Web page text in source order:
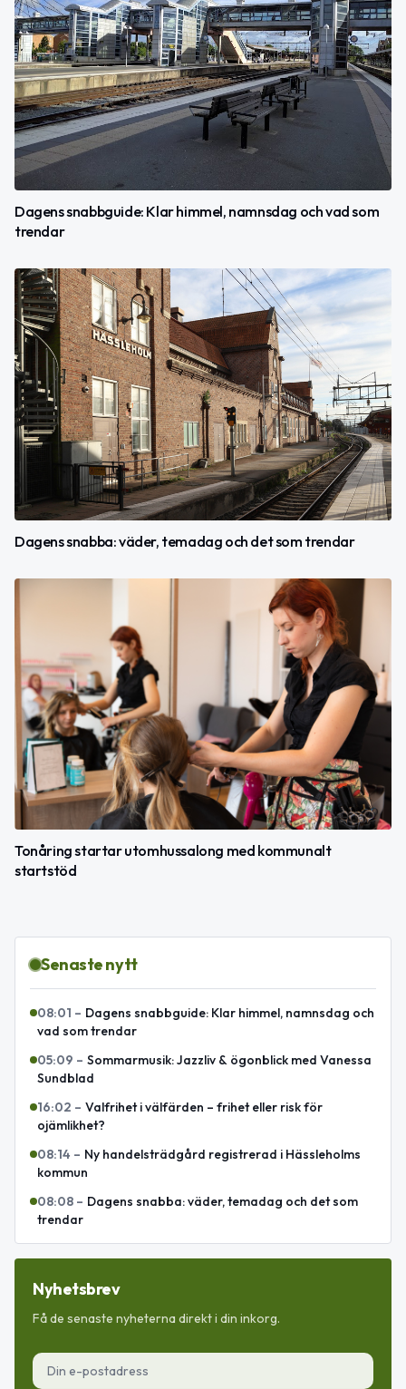
Dagens snabbguide: Klar himmel, namnsdag och vad som
trendar
Dagens snabba: väder, temadag och det som trendar
Tonåring startar utomhussalong med kommunalt
startstöd
Senaste nytt
08:01 – Dagens snabbguide: Klar himmel, namnsdag och
vad som trendar
05:09 – Sommarmusik: Jazzliv & ögonblick med Vanessa
Sundblad
16:02 – Valfrihet i välfärden – frihet eller risk för
ojämlikhet?
08:14 – Ny handelsträdgård registrerad i Hässleholms
kommun
08:08 – Dagens snabba: väder, temadag och det som
trendar
Nyhetsbrev
Få de senaste nyheterna direkt i din inkorg.